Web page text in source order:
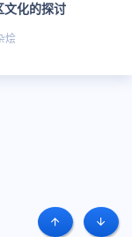
化的探讨
烩
顶部 底部